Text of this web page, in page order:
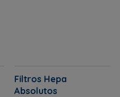
Filtros Hepa
Absolutos